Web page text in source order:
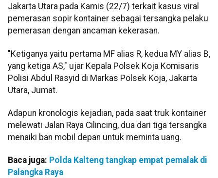
Jakarta Utara pada Kamis (22/7) terkait kasus viral
pemerasan sopir kontainer sebagai tersangka pelaku
pemerasan dengan ancaman kekerasan.
"Ketiganya yaitu pertama MF alias R, kedua MY alias B,
yang ketiga AS," ujar Kepala Polsek Koja Komisaris
Polisi Abdul Rasyid di Markas Polsek Koja, Jakarta
Utara, Jumat.
Adapun kronologis kejadian, pada saat truk kontainer
melewati Jalan Raya Cilincing, dua dari tiga tersangka
menaiki ban mobil depan untuk meminta uang.
Baca juga: Polda Kalteng tangkap empat pemalak di
Palangka Raya